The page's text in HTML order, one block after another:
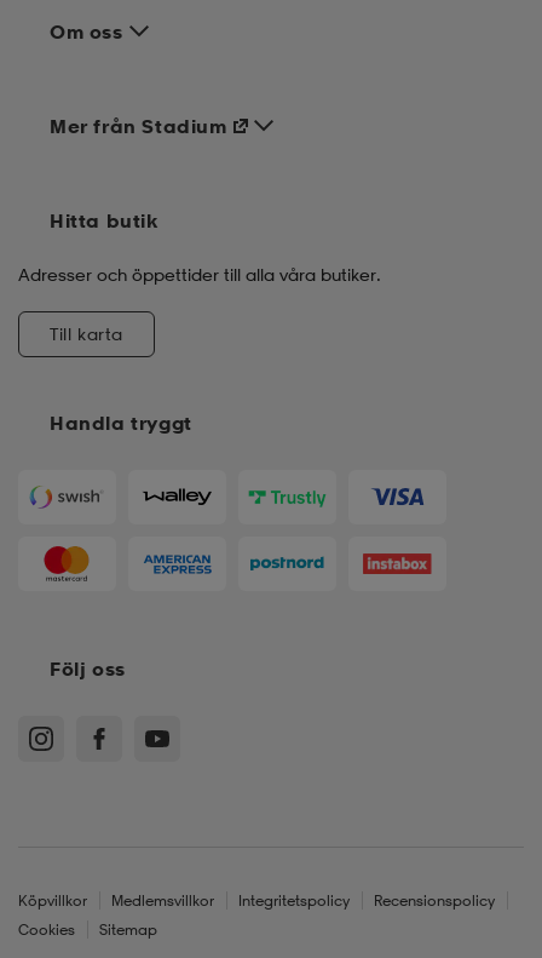
Om oss
Handla tryggt
Mer från Stadium
Hitta butik
Adresser och öppettider till alla våra butiker.
Till karta
Följ oss
Köpvillkor Medlemsvillkor Integritetspolicy
Recensionspolicy
Cookies
Sitemap